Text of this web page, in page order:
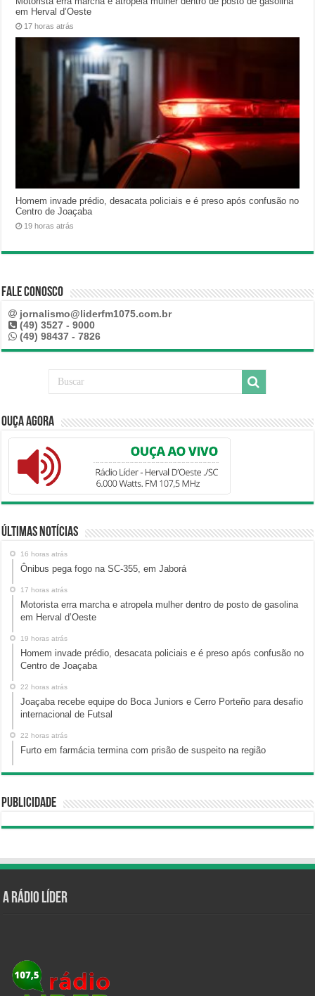
em Herval d’Oeste
17 horas atrás
Homem invade prédio, desacata policiais e é preso após confusão no
Centro de Joaçaba
19 horas atrás
Fale Conosco
jornalismo@liderfm1075.com.br
(49) 3527 - 9000
(49) 98437 - 7826
Ouça Agora
Últimas Notícias
16 horas atrás
Ônibus pega fogo na SC-355, em Jaborá
17 horas atrás
Motorista erra marcha e atropela mulher dentro de posto de gasolina
em Herval d’Oeste
19 horas atrás
Homem invade prédio, desacata policiais e é preso após confusão no
Centro de Joaçaba
22 horas atrás
Joaçaba recebe equipe do Boca Juniors e Cerro Porteño para desafio
internacional de Futsal
22 horas atrás
Furto em farmácia termina com prisão de suspeito na região
Publicidade
A Rádio Líder